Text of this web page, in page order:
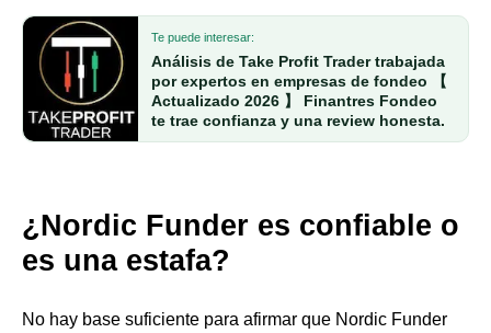
Te puede interesar:
Análisis de Take Profit Trader trabajada
por expertos en empresas de fondeo 【
Actualizado 2026 】 Finantres Fondeo
te trae confianza y una review honesta.
¿Nordic Funder es confiable o
es una estafa?
No hay base suficiente para afirmar que Nordic Funder